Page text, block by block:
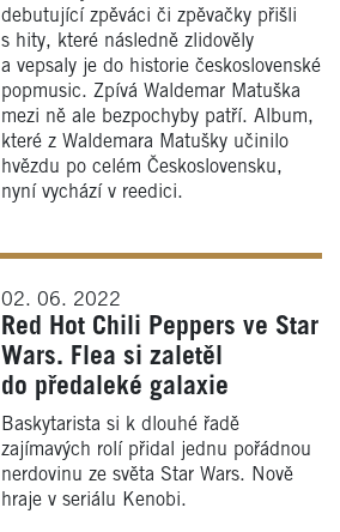
debutující zpěváci či zpěvačky přišli
s hity, které následně zlidověly
a vepsaly je do historie československé
popmusic. Zpívá Waldemar Matuška
mezi ně ale bezpochyby patří. Album,
které z Waldemara Matušky učinilo
hvězdu po celém Československu,
nyní vychází v reedici.
02. 06. 2022
Red Hot Chili Peppers ve Star
Wars. Flea si zaletěl
do předaleké galaxie
Baskytarista si k dlouhé řadě
zajímavých rolí přidal jednu pořádnou
nerdovinu ze světa Star Wars. Nově
hraje v seriálu Kenobi.